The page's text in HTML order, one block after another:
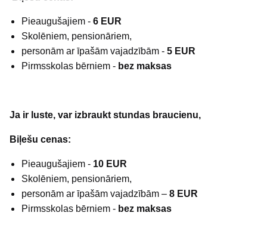
Pieaugušajiem - 6 EUR
Skolēniem, pensionāriem,
personām ar īpašām vajadzībām - 5 EUR
Pirmsskolas bērniem - bez maksas
Ja ir luste, var izbraukt stundas braucienu,
Biļešu cenas:
Pieaugušajiem - 10 EUR
Skolēniem, pensionāriem,
personām ar īpašām vajadzībām – 8 EUR
Pirmsskolas bērniem - bez maksas